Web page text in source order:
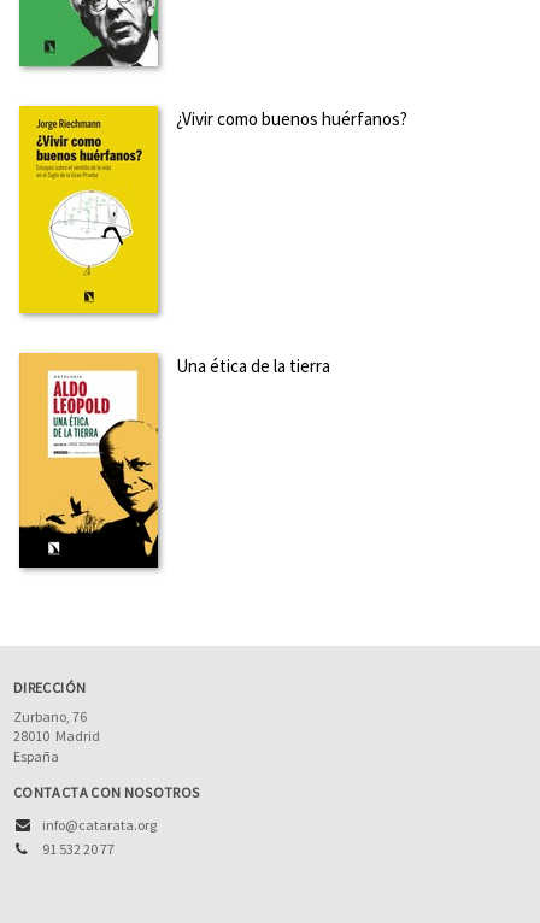
¿Vivir como buenos huérfanos?
Una ética de la tierra
DIRECCIÓN
Zurbano, 76
28010 Madrid
España
CONTACTA CON NOSOTROS
info@catarata.org
91 532 20 77